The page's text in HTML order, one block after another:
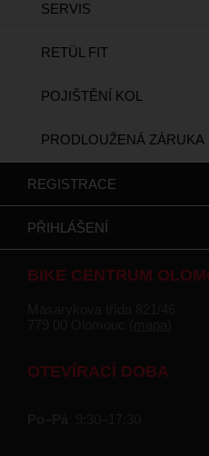
SERVIS
RETÜL FIT
POJIŠTĚNÍ KOL
PRODLOUŽENÁ ZÁRUKA
REGISTRACE
PŘIHLÁŠENÍ
BIKE CENTRUM
OTEVÍRACÍ DOBA